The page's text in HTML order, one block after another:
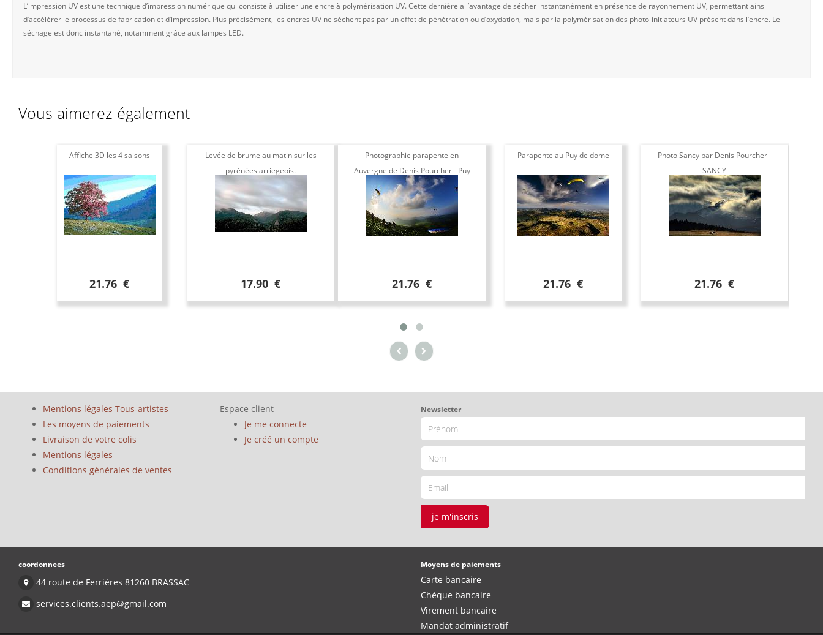
L’impression UV est une technique d’impression numérique qui consiste à utiliser une encre à polymérisation UV. Cette dernière a l’avantage de sécher instantanément en présence de rayonnement UV, permettant ainsi
d’accélérer le processus de fabrication et d’impression. Plus précisément, les encres UV ne sèchent pas par un effet de pénétration ou d’oxydation, mais par la polymérisation des photo-initiateurs UV présent dans l’encre. Le
séchage est donc instantané, notamment grâce aux lampes LED.
Vous aimerez également
Affiche 3D les 4 saisons
21.76 €
Levée de brume au matin sur les
pyrénées arriegeois.
17.90 €
Photographie parapente en
Auvergne de Denis Pourcher - Puy
de dome
21.76 €
Parapente au Puy de dome
21.76 €
Photo Sancy par Denis Pourcher -
SANCY
21.76 €
Mentions légales Tous-artistes
Les moyens de paiements
Livraison de votre colis
Mentions légales
Conditions générales de ventes
Espace client
Je me connecte
Je créé un compte
Newsletter
je m'inscris
coordonnees
44 route de Ferrières 81260 BRASSAC
services.clients.aep@gmail.com
Moyens de paiements
Carte bancaire
Chèque bancaire
Virement bancaire
Mandat administratif